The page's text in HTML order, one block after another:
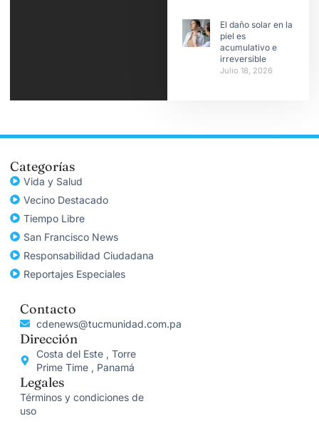
El daño solar en la
piel es
acumulativo e
irreversible
Julio 18, 2026
Categorías
Vida y Salud
Vecino Destacado
Tiempo Libre
San Francisco News
Responsabilidad Ciudadana
Reportajes Especiales
Contacto
cdenews@tucmunidad.com.pa
Dirección
Costa del Este , Torre
Prime Time , Panamá
Legales
Términos y condiciones de
uso